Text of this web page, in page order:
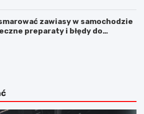
zawiasy w samochodzie
preparaty i błędy do